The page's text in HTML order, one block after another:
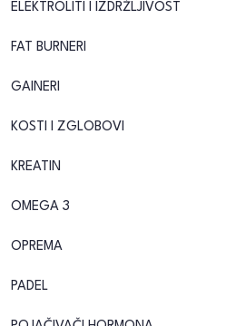
ELEKTROLITI I IZDRŽLJIVOST
FAT BURNERI
GAINERI
KOSTI I ZGLOBOVI
KREATIN
OMEGA 3
OPREMA
PADEL